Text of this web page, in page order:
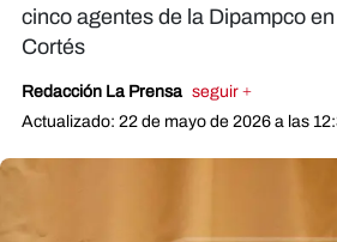
cinco agentes de la Dipampco
Cortés
Redacción La Prensa seguir +
Actualizado: 22 de mayo de 2026 a las